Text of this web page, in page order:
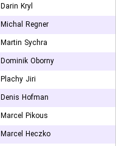
Darin Kryl
Michal Regner
Martin Sychra
Dominik Oborny
Plachy Jiri
Denis Hofman
Marcel Pikous
Marcel Heczko